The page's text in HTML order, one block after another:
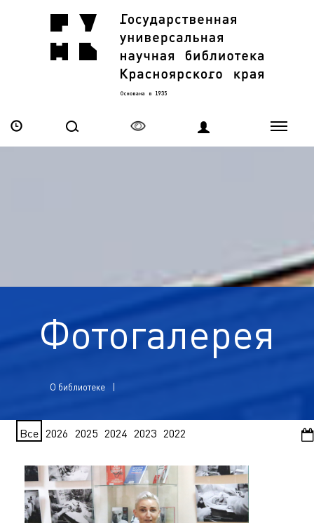
Фотогалерея
О библиотеке
Все 2026 2025 2024 2023 2022